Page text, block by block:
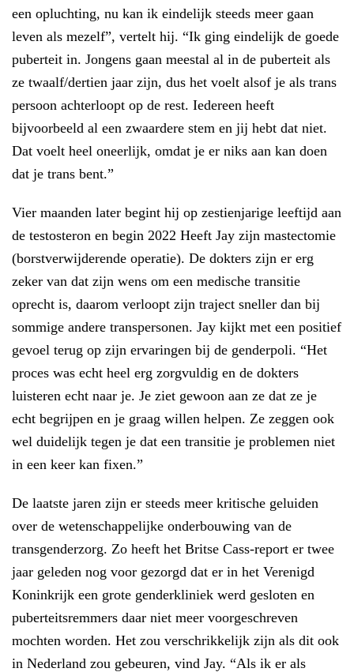
een opluchting, nu kan ik eindelijk steeds meer gaan
leven als mezelf”, vertelt hij. “Ik ging eindelijk de goede
puberteit in. Jongens gaan meestal al in de puberteit als
ze twaalf/dertien jaar zijn, dus het voelt alsof je als trans
persoon achterloopt op de rest. Iedereen heeft
bijvoorbeeld al een zwaardere stem en jij hebt dat niet.
Dat voelt heel oneerlijk, omdat je er niks aan kan doen
dat je trans bent.”
Vier maanden later begint hij op zestienjarige leeftijd aan
de testosteron en begin 2022 Heeft Jay zijn mastectomie
(borstverwijderende operatie). De dokters zijn er erg
zeker van dat zijn wens om een medische transitie
oprecht is, daarom verloopt zijn traject sneller dan bij
sommige andere transpersonen. Jay kijkt met een positief
gevoel terug op zijn ervaringen bij de genderpoli. “Het
proces was echt heel erg zorgvuldig en de dokters
luisteren echt naar je. Je ziet gewoon aan ze dat ze je
echt begrijpen en je graag willen helpen. Ze zeggen ook
wel duidelijk tegen je dat een transitie je problemen niet
in een keer kan fixen.”
De laatste jaren zijn er steeds meer kritische geluiden
over de wetenschappelijke onderbouwing van de
transgenderzorg. Zo heeft het Britse Cass-report er twee
jaar geleden nog voor gezorgd dat er in het Verenigd
Koninkrijk een grote genderkliniek werd gesloten en
puberteitsremmers daar niet meer voorgeschreven
mochten worden. Het zou verschrikkelijk zijn als dit ook
in Nederland zou gebeuren, vind Jay. “Als ik er als